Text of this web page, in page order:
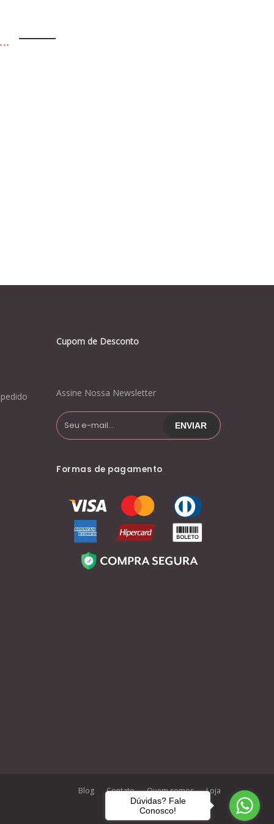
Cupom de Desconto
Assine Nossa Newsletter
Formas de pagamento
Blog Contato Quem somos Loja
Dúvidas? Fale
Conosco!